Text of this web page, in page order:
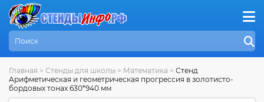
Главная > Стенды для школы > Математика > Стенд
Арифметическая и геометрическая прогрессия в золотисто-
бордовых тонах 630*940 мм